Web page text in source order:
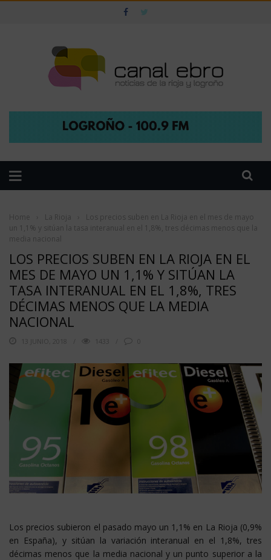
Home La Rioja
Los precios suben en La Rioja en el mes de mayo
un 1,1% y sitúan la tasa interanual en el 1,8%, tres décimas menos que la
media nacional
LOS PRECIOS SUBEN EN LA RIOJA EN EL
MES DE MAYO UN 1,1% Y SITÚAN LA
TASA INTERANUAL EN EL 1,8%, TRES
DÉCIMAS MENOS QUE LA MEDIA
NACIONAL
13 JUNIO, 2018 1433
Los precios subieron el pasado mayo un 1,1% en La Rioja (0,9%
en España), y sitúan la variación interanual en el 1,8%, tres
décimas menos que la media nacional y un punto superior a la